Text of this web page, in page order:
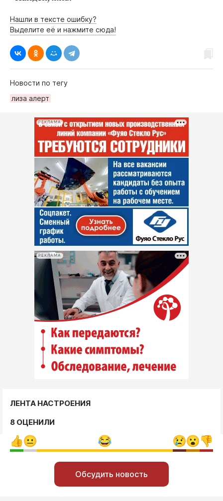
Нашли в тексте ошибку?
Выделите её и нажмите сюда!
Новости по тегу
лиза алерт
РЕКЛАМА
РЕКЛАМА
ЛЕНТА НАСТРОЕНИЯ
8 ОЦЕНИЛИ
Обсудить новость